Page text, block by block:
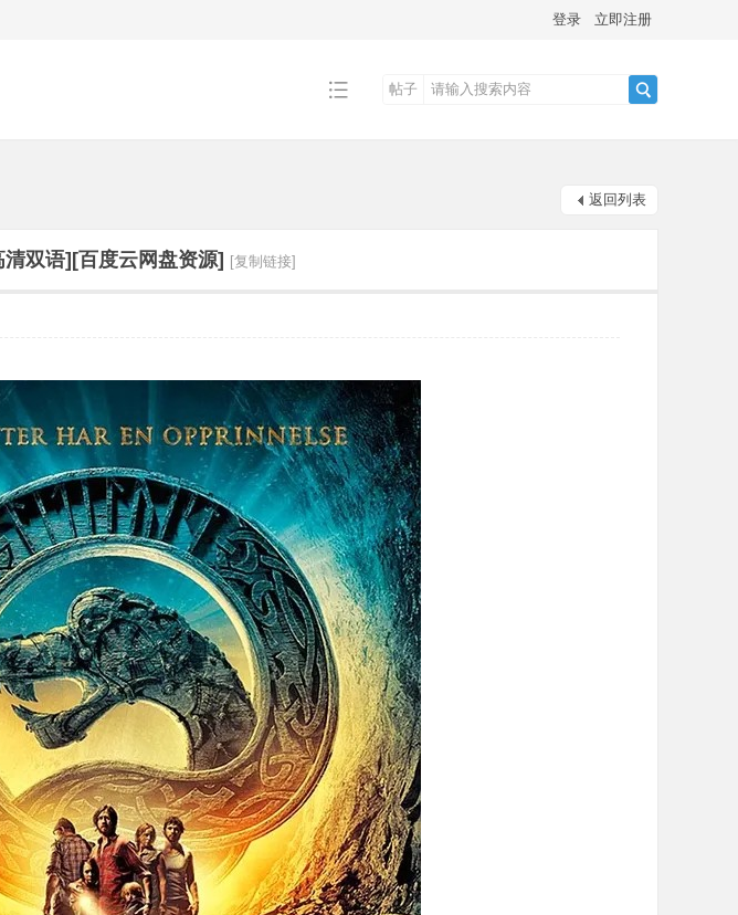
登录 立即注册
帖子
返回列表
双语][百度云网盘资源] [复制链接]